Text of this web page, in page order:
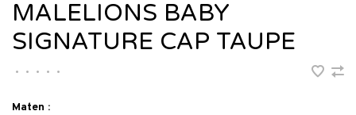
MALELIONS BABY
SIGNATURE CAP TAUPE
• • • • •
Maten :